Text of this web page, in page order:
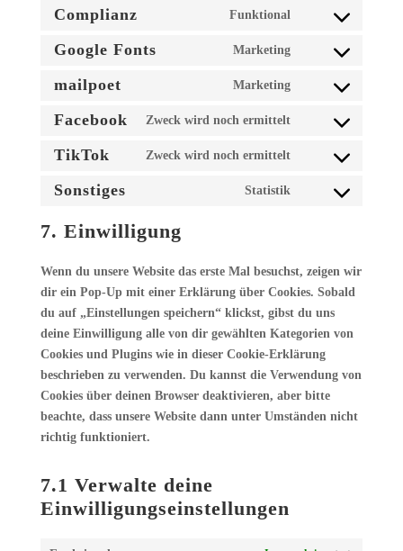
sourcebuster-
stripe
Complianz Funktional
Consent
complianz
Google Fonts Marketing
Consent
google-
mailpoet Marketing
Consent
mailpoet
Facebook Zweck wird noch ermittelt
Consent
facebook
TikTok Zweck wird noch ermittelt
Consent
Sonstiges Statistik
Consent
7. Einwilligung
Wenn du unsere Website das erste Mal besuchst, zeigen wir
dir ein Pop-Up mit einer Erklärung über Cookies. Sobald
du auf „Einstellungen speichern“ klickst, gibst du uns
deine Einwilligung alle von dir gewählten Kategorien von
Cookies und Plugins wie in dieser Cookie-Erklärung
beschrieben zu verwenden. Du kannst die Verwendung von
Cookies über deinen Browser deaktivieren, aber bitte
beachte, dass unsere Website dann unter Umständen nicht
richtig funktioniert.
7.1 Verwalte deine
Einwilligungseinstellungen